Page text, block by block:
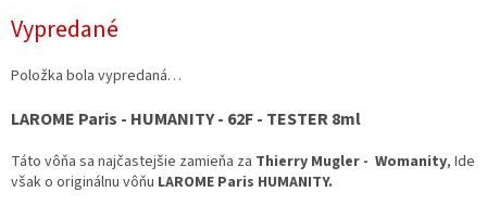
cena:
Vypredané
Položka bola vypredaná…
LAROME Paris - HUMANITY - 62F - TESTER 8ml
Táto vôňa sa najčastejšie zamieňa za Thierry Mugler - Womanity, Ide
však o originálnu vôňu LAROME Paris HUMANITY.